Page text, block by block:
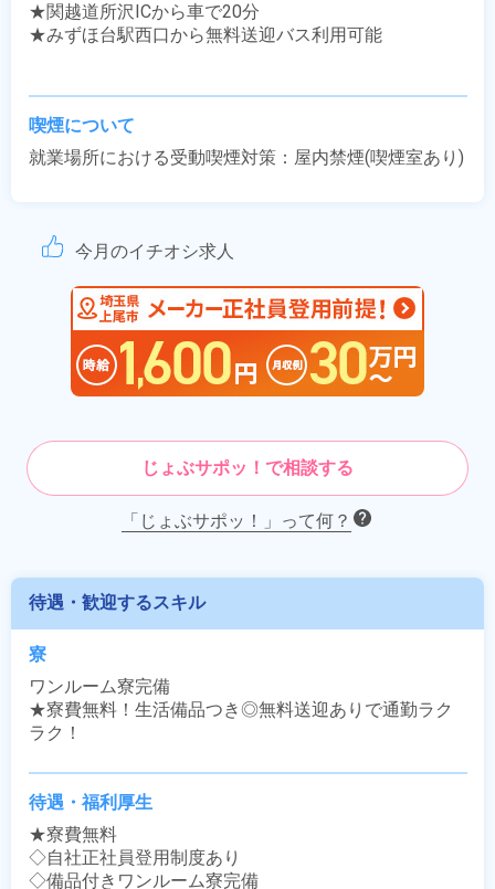
★関越道所沢ICから車で20分
★みずほ台駅西口から無料送迎バス利用可能
喫煙について
就業場所における受動喫煙対策：屋内禁煙(喫煙室あり)
今月のイチオシ求人
じょぶサポッ！で相談する
「じょぶサポッ！」って何？
待遇・歓迎するスキル
寮
ワンルーム寮完備
★寮費無料！生活備品つき◎無料送迎ありで通勤ラク
ラク！
待遇・福利厚生
★寮費無料
◇自社正社員登用制度あり
◇備品付きワンルーム寮完備